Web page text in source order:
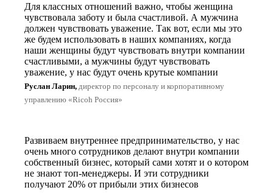
Для классных отношений важно, чтобы женщина
чувствовала заботу и была счастливой. А мужчина
должен чувствовать уважение. Так вот, если мы это
же будем использовать в наших компаниях, когда
наши женщины будут чувствовать внутри компании
счастливыми, а мужчины будут чувствовать
уважение, у нас будут очень крутые компании
Руслан Ларин, директор по персоналу и корпоративному
управлению «Ricoh Россия»
Развиваем внутреннее предпринимательство, у нас
очень много сотрудников делают внутри компании
собственный бизнес, который сами хотят и о котором
не знают топ-менеджеры. И эти сотрудники
получают 20% от прибыли этих бизнесов